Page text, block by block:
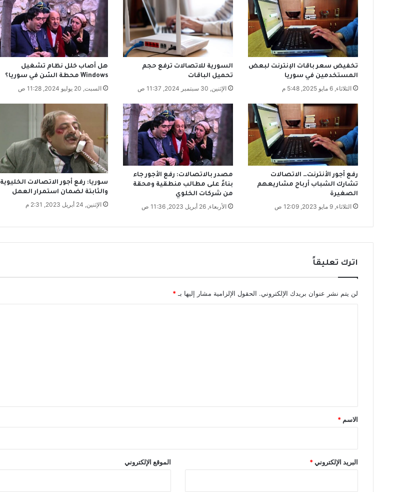
ن
.
.
ا
ل
ت
م
و
ي
و
م
ن
أ
ي
ن
ل
ك
ه
ذ
ل
ا
م
ن
ا
ا
س
و
ر
ة
.
و
ر
ش
ع
م
ل
ي
ب
تخفيض سعر باقات الإنترنت لبعض
المستخدمين في سوريا
الثلاثاء, 6 مايو 2025, 5:48 م
السورية للاتصالات ترفع حجم
تحميل الباقات
الإثنين, 30 سبتمبر 2024, 11:37 ص
هل أصاب خلل نظام تشغيل
Windows محطة السّن في سوريا؟
السبت, 20 يوليو 2024, 11:28 ص
رفع أجور الأنترنت… الاتصالات
تشارك الشباب أرباح مشاريعهم
الصغيرة
الثلاثاء, 9 مايو 2023, 12:09 ص
مصدر بالاتصالات: رفع الأجور جاء
بناءً على مطالب منطقية ومحقة
من شركات الخلوي
الأربعاء, 26 أبريل 2023, 11:36 ص
سوريا: رفع أجور الاتصالات الخليوية
والثابتة لضمان استمرار العمل
الإثنين, 24 أبريل 2023, 2:31 م
اترك تعليقاً
لن يتم نشر عنوان بريدك الإلكتروني. الحقول الإلزامية مشار إليها بـ *
*
الاسم *
البريد الإلكتروني* الموقع الإلكتروني